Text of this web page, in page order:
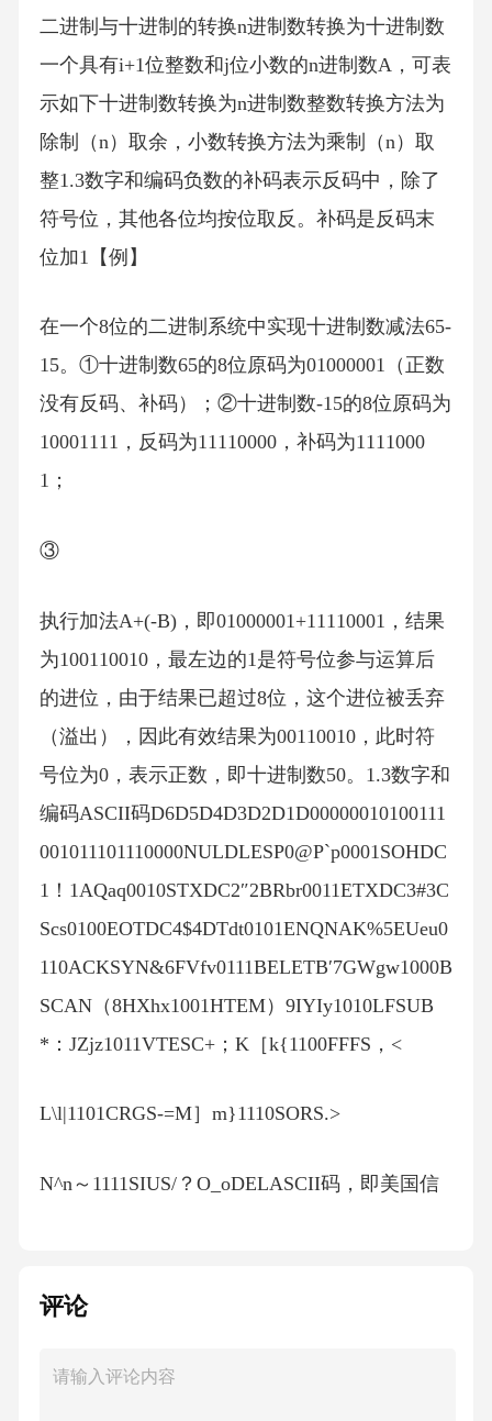
二进制与十进制的转换n进制数转换为十进制数
一个具有i+1位整数和j位小数的n进制数A，可表
示如下十进制数转换为n进制数整数转换方法为
除制（n）取余，小数转换方法为乘制（n）取
整1.3数字和编码负数的补码表示反码中，除了
符号位，其他各位均按位取反。补码是反码末
位加1【例】
在一个8位的二进制系统中实现十进制数减法65-
15。①十进制数65的8位原码为01000001（正数
没有反码、补码）；②十进制数-15的8位原码为
10001111，反码为11110000，补码为1111000
1；
③
执行加法A+(-B)，即01000001+11110001，结果
为100110010，最左边的1是符号位参与运算后
的进位，由于结果已超过8位，这个进位被丢弃
（溢出），因此有效结果为00110010，此时符
号位为0，表示正数，即十进制数50。1.3数字和
编码ASCII码D6D5D4D3D2D1D00000010100111
001011101110000NULDLESP0@P`p0001SOHDC
1！1AQaq0010STXDC2″2BRbr0011ETXDC3#3C
Scs0100EOTDC4$4DTdt0101ENQNAK%5EUeu0
110ACKSYN&6FVfv0111BELETB′7GWgw1000B
SCAN（8HXhx1001HTEM）9IYIy1010LFSUB
*：JZjz1011VTESC+；K［k{1100FFFS，<
L\l|1101CRGS-=M］m}1110SORS.>
N^n～1111SIUS/？O_oDELASCII码，即美国信
码，用十六进制编码更能呈现其规律性字母A,
H,…1.3数字和编码汉字编码（国标码、内码）
评论